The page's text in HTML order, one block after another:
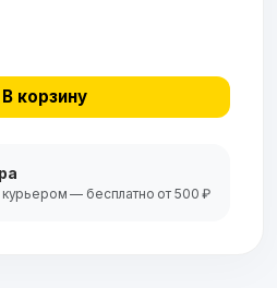
В корзину
курьером — бесплатно от 500 ₽